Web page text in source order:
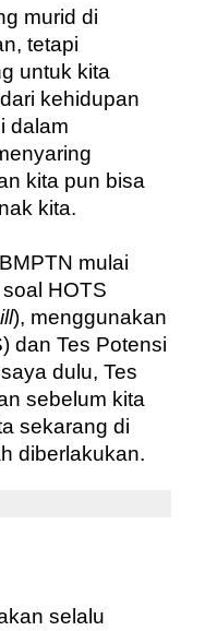
murid di
tetapi
untuk kita
kehidupan
dalam
kita pun bisa
kita.
mulai
HOTS
), menggunakan
dan Tes Potensi
dulu, Tes
sebelum kita
sekarang di
diberlakukan.
selalu